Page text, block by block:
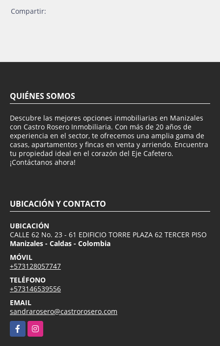
Compartir:
QUIÉNES SOMOS
Descubre las mejores opciones inmobiliarias en Manizales
con Castro Rosero Inmobiliaria. Con más de 20 años de
experiencia en el sector, te ofrecemos una amplia gama de
casas, apartamentos y fincas en venta y arriendo. Encuentra
tu propiedad ideal en el corazón del Eje Cafetero.
¡Contáctanos ahora!
UBICACIÓN Y CONTACTO
UBICACIÓN
CALLE 62 No. 23 - 61 EDIFICIO TORRE PLAZA 62 TERCER PISO
Manizales - Caldas - Colombia
MÓVIL
+573128057747
TELÉFONO
+573146539556
EMAIL
sandrarosero@castrorosero.com
FacebookInstagram